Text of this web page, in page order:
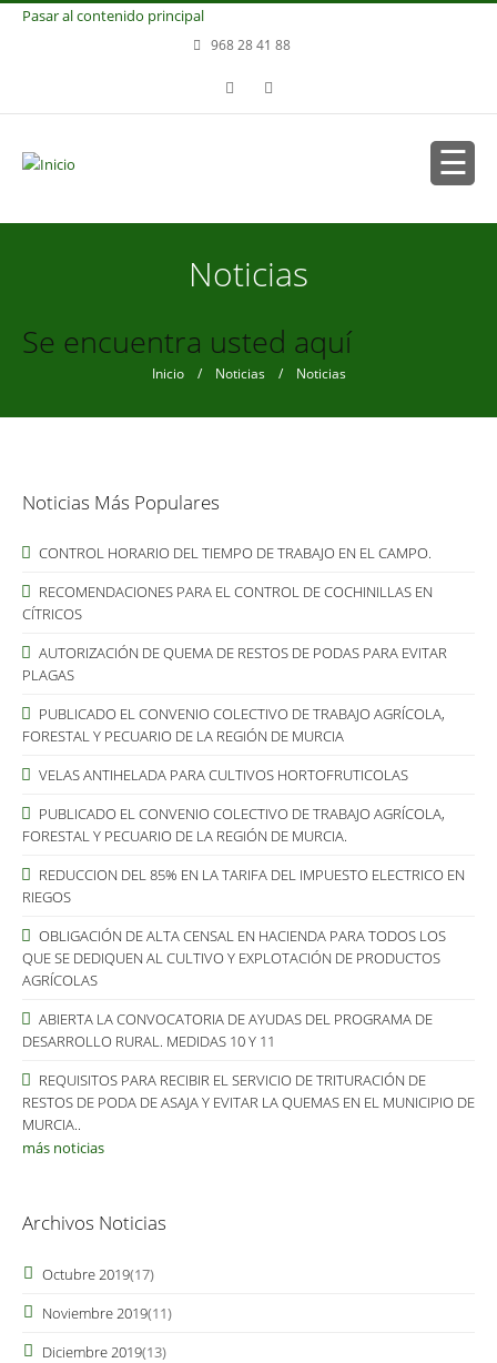
Pasar al contenido principal
968 28 41 88
Noticias
Se encuentra usted aquí
Inicio/ Noticias/ Noticias
Noticias Más Populares
CONTROL HORARIO DEL TIEMPO DE TRABAJO EN EL CAMPO.
RECOMENDACIONES PARA EL CONTROL DE COCHINILLAS EN
CÍTRICOS
AUTORIZACIÓN DE QUEMA DE RESTOS DE PODAS PARA EVITAR
PLAGAS
PUBLICADO EL CONVENIO COLECTIVO DE TRABAJO AGRÍCOLA,
FORESTAL Y PECUARIO DE LA REGIÓN DE MURCIA
VELAS ANTIHELADA PARA CULTIVOS HORTOFRUTICOLAS
PUBLICADO EL CONVENIO COLECTIVO DE TRABAJO AGRÍCOLA,
FORESTAL Y PECUARIO DE LA REGIÓN DE MURCIA.
REDUCCION DEL 85% EN LA TARIFA DEL IMPUESTO ELECTRICO EN
RIEGOS
OBLIGACIÓN DE ALTA CENSAL EN HACIENDA PARA TODOS LOS
QUE SE DEDIQUEN AL CULTIVO Y EXPLOTACIÓN DE PRODUCTOS
AGRÍCOLAS
ABIERTA LA CONVOCATORIA DE AYUDAS DEL PROGRAMA DE
DESARROLLO RURAL. MEDIDAS 10 Y 11
REQUISITOS PARA RECIBIR EL SERVICIO DE TRITURACIÓN DE
RESTOS DE PODA DE ASAJA Y EVITAR LA QUEMAS EN EL MUNICIPIO DE
MURCIA..
más noticias
Archivos Noticias
Octubre 2019(17)
Noviembre 2019(11)
Diciembre 2019(13)